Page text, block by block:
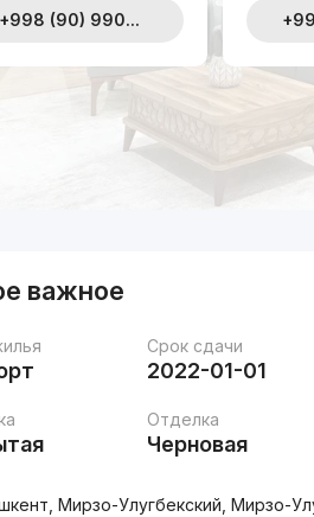
+998 (90) 990...
важное
Срок сдачи
2022-01-01
Отделка
Черновая
Мирзо-Улугбекский, Мирзо-